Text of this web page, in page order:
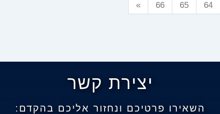
64
65
66
»
יצירת קשר
השאירו פרטיכם ונחזור אליכם בהקדם: